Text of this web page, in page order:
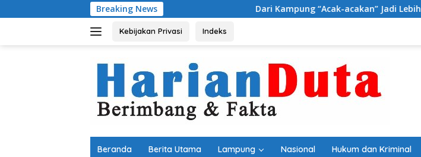
ke
Breaking News Dari Kampung “Acak-acakan” Jadi Lebih Tertata, Bupati
Kebijakan Privasi Indeks
Beranda Berita Utama Lampung Nasional Hukum dan Kriminal